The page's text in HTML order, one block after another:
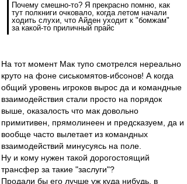
Почему смешно-то? Я прекрасно помню, как
тут полкниги очковало, когда летом начали
ходить слухи, что Айден уходит к "бомжам"
за какой-то приличный прайс
На тот момент Мак тупо смотрелся нереально
круто на фоне сиськомятов-ибсонов! А когда
общий уровень игроков вырос да и командные
взаимодействия стали просто на порядок
выше, оказалость что мак довольно
примитивен, прямолинеен и предсказуем, да и
вообще часто вылетает из командных
взаимодействий минусуясь на поле.
Ну и кому нужен такой дорогостоящий
трансфер за такие "заслуги"?
Продали бы его лучше уж куда нибудь, в